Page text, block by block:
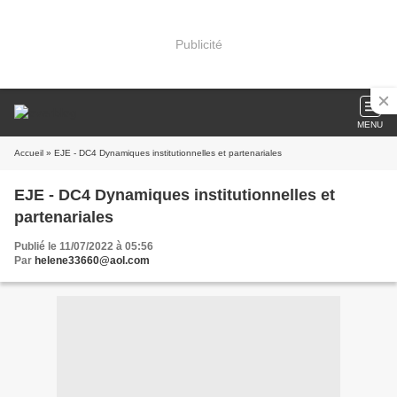
Publicité
MENU
Accueil » EJE - DC4 Dynamiques institutionnelles et partenariales
EJE - DC4 Dynamiques institutionnelles et
partenariales
Publié le 11/07/2022 à 05:56
Par helene33660@aol.com